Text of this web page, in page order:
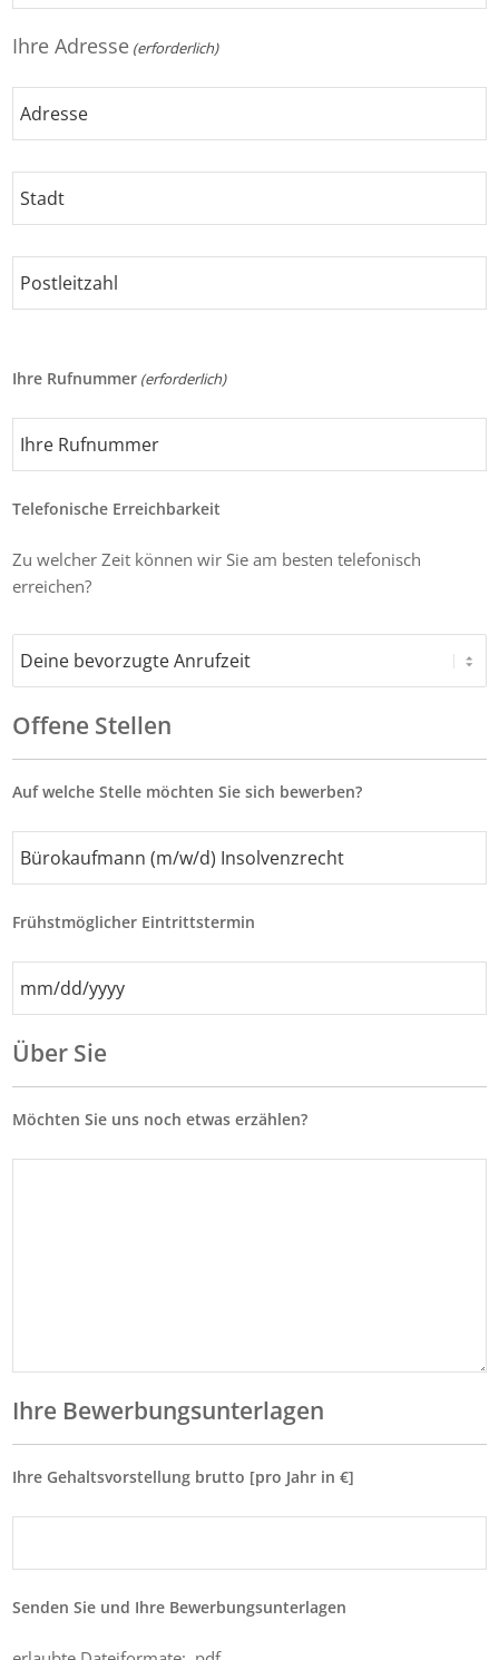
Punkt
MM
JJJJ
Ihre Adresse (erforderlich)
Ihre Rufnummer (erforderlich)
Telefonische Erreichbarkeit
Zu welcher Zeit können wir Sie am besten telefonisch
erreichen?
Offene Stellen
Auf welche Stelle möchten Sie sich bewerben?
Frühstmöglicher Eintrittstermin
MM
Schrägstrich
TT
Über Sie
Möchten Sie uns noch etwas erzählen?
Ihre Bewerbungsunterlagen
Ihre Gehaltsvorstellung brutto [pro Jahr in €]
Senden Sie und Ihre Bewerbungsunterlagen